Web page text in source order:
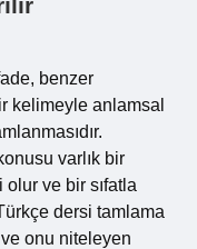
benzer
kelimeyle anlamsal
varlık bir
olur ve bir sıfatla
dersi tamlama
onu niteleyen